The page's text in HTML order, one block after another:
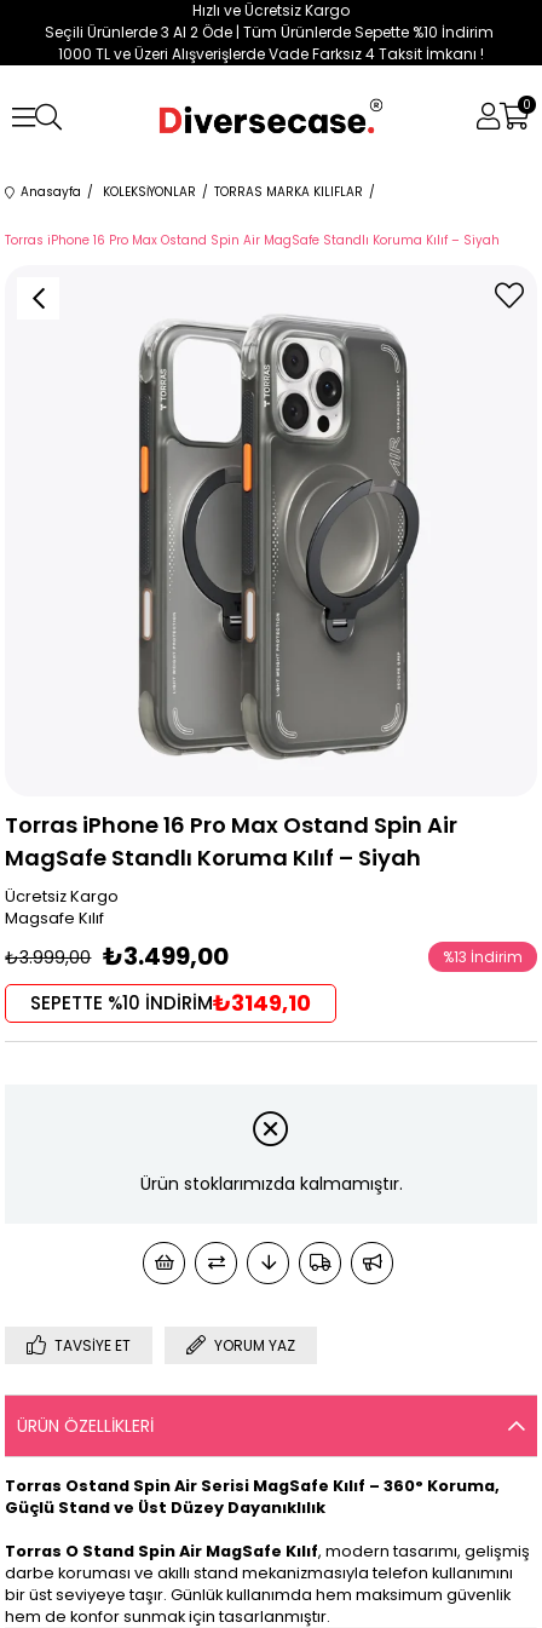
Hızlı ve Ücretsiz Kargo
Seçili Ürünlerde 3 Al 2 Öde | Tüm Ürünlerde Sepette %10 İndirim
1000 TL ve Üzeri Alışverişlerde Vade Farksız 4 Taksit İmkanı !
0
Anasayfa KOLEKSİYONLAR TORRAS MARKA KILIFLAR
Torras iPhone 16 Pro Max Ostand Spin Air MagSafe Standlı Koruma Kılıf – Siyah
Torras iPhone 16 Pro Max Ostand Spin Air
MagSafe Standlı Koruma Kılıf – Siyah
Ücretsiz Kargo
Magsafe Kılıf
₺3.999,00 ₺3.499,00 %13 İndirim
SEPETTE %10 İNDİRİM₺3149,10
Ürün stoklarımızda kalmamıştır.
TAVSIYE ET YORUM YAZ
ÜRÜN ÖZELLIKLERI
Torras Ostand Spin Air Serisi MagSafe Kılıf – 360° Koruma,
Güçlü Stand ve Üst Düzey Dayanıklılık
Torras O Stand Spin Air MagSafe Kılıf, modern tasarımı, gelişmiş
darbe koruması ve akıllı stand mekanizmasıyla telefon kullanımını
bir üst seviyeye taşır. Günlük kullanımda hem maksimum güvenlik
hem de konfor sunmak için tasarlanmıştır.